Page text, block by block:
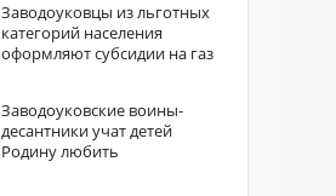
Заводоуковцы из льготных
категорий населения
оформляют субсидии на газ
Заводоуковские воины-
десантники учат детей
Родину любить